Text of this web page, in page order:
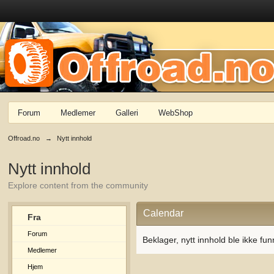
Forum Medlemer Galleri WebShop
Offroad.no → Nytt innhold
Nytt innhold
Explore content from the community
Fra
Forum
Medlemer
Hjem
Calendar
Beklager, nytt innhold ble ikke